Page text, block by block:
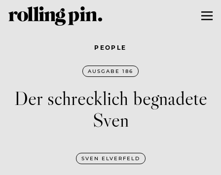
PEOPLE
AUSGABE 186
Der schrecklich begnadete
Sven
SVEN ELVERFELD